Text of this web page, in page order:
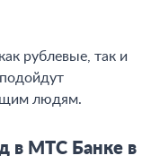
рублевые, так и
людям.
в МТС Банке в